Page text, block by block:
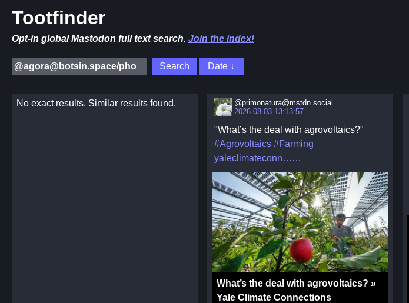
Tootfinder
Opt-in global Mastodon full text search. Join the index!
No exact results. Similar results found.
@primonatura@mstdn.social
2026-08-03 13:13:57
"What’s the deal with agrovoltaics?"
#Agrovoltaics #Farming
yaleclimateconn…
What’s the deal with agrovoltaics? »
Yale Climate Connections